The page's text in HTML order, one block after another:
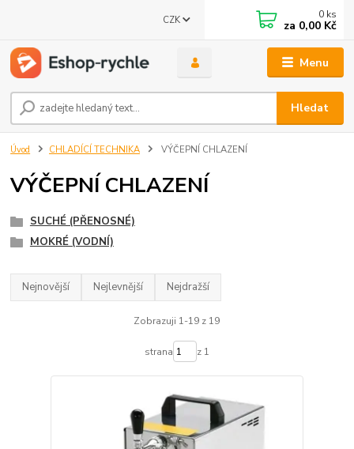
Menu
CZK
Hledat
0 ks
za 0,00 Kč
Úvod CHLADÍCÍ TECHNIKA VÝČEPNÍ CHLAZENÍ
VÝČEPNÍ CHLAZENÍ
SUCHÉ (PŘENOSNÉ)
MOKRÉ (VODNÍ)
Nejnovější Nejlevnější Nejdražší
Zobrazuji 1-19 z 19
strana z 1